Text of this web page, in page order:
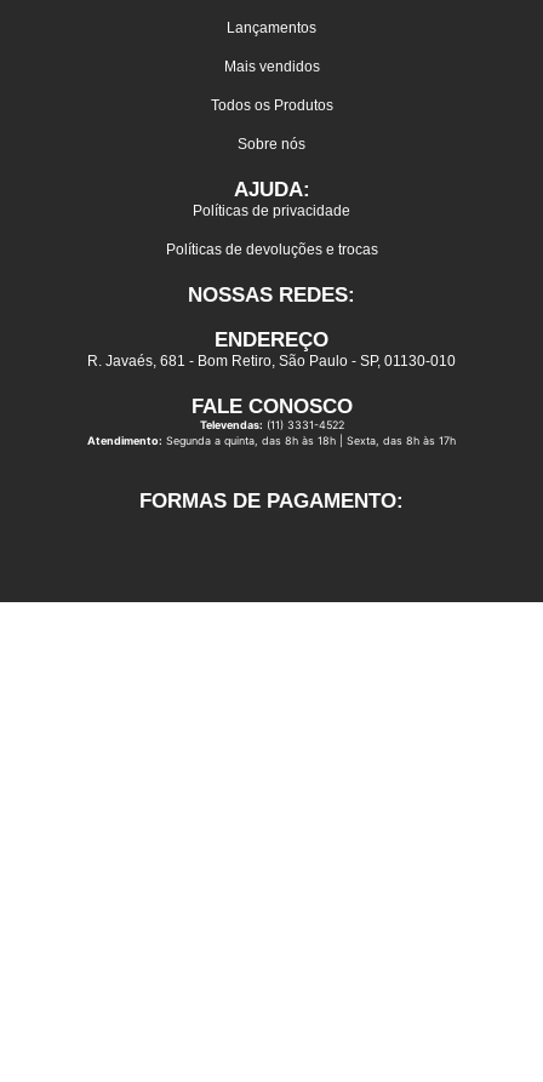
Lançamentos
Mais vendidos
Todos os Produtos
Sobre nós
AJUDA:
Políticas de privacidade
Políticas de devoluções e trocas
NOSSAS REDES:
ENDEREÇO
R. Javaés, 681 - Bom Retiro, São Paulo - SP, 01130-010
FALE CONOSCO
Televendas: (11) 3331-4522
Atendimento: Segunda a quinta, das 8h às 18h | Sexta, das 8h às 17h
FORMAS DE PAGAMENTO: